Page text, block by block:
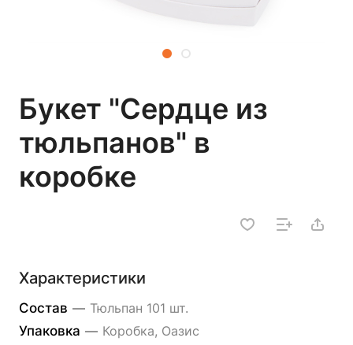
Букет "Сердце из
тюльпанов" в
коробке
Характеристики
Состав — Тюльпан 101 шт.
Упаковка — Коробка, Оазис